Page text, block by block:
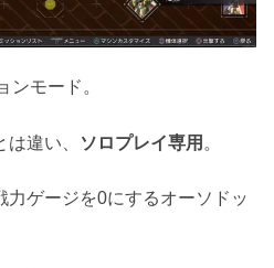
ンモード。
違い、 ソロプレイ専用 。
力ゲージを0にするオーソドッ